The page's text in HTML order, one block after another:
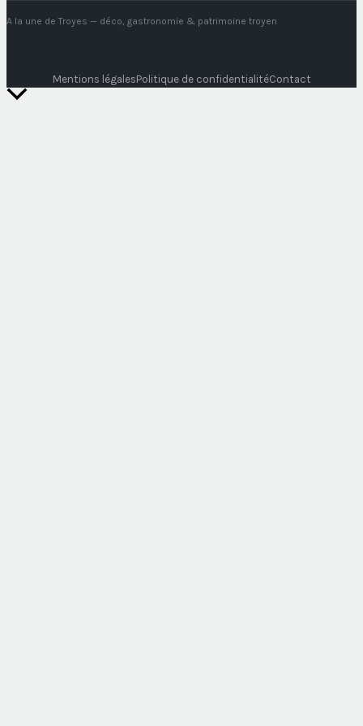
A la une de Troyes — déco, gastronomie & patrimoine troyen
Mentions légalesPolitique de confidentialitéContact